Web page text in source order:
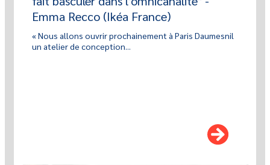
Emma Recco (Ikéa France)
« Nous allons ouvrir prochainement à Paris Daumesnil
un atelier de conception...